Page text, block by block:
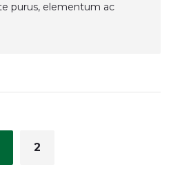
purus, elementum ac
2